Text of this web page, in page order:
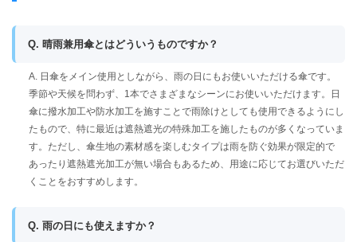
Q. 晴雨兼用傘とはどういうものですか？
A. 日傘をメイン使用としながら、雨の日にもお使いいただける傘です。
季節や天候を問わず、1本でさまざまなシーンにお使いいただけます。日
傘に撥水加工や防水加工を施すことで雨除けとしても使用できるようにし
たもので、特に最近は遮熱遮光の特殊加工を施したものが多くなっていま
す。ただし、傘生地の素材感を楽しむタイプは雨を防ぐ効果が限定的で
あったり遮熱遮光加工が無い場合もあるため、用途に応じてお選びいただ
くことをおすすめします。
Q. 雨の日にも使えますか？